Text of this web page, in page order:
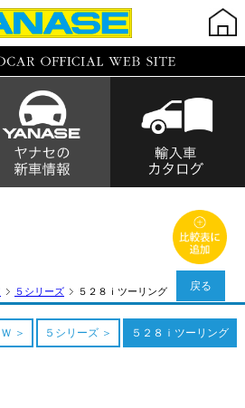
５シリーズ ５２８ｉツーリング
５シリーズ ５２８ｉツーリング
戻る